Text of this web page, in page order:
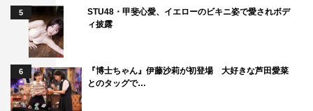
★好評の女優グラビア
映画「惡の華」で主人公が憧れるマドンナを体当たりで演
じる秋田汐梨
CM「ヘパリーゼW」や舞台「転校生」に出演の羽瀬川な
ぎ
5
STU48・甲斐心愛、イエローのビキニ姿で愛されボデ
ィ披露
6
『博士ちゃん』伊藤沙莉が初登場 大好きな芦田愛菜
とのタッグで…